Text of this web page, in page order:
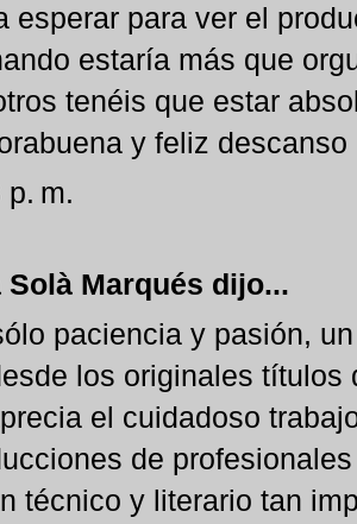
esperar para ver el
estaría más que
tenéis que estar
y feliz descanso
p. m.
Solà Marqués dijo...
paciencia y pasión,
los originales
el cuidadoso
de
técnico y literario tan